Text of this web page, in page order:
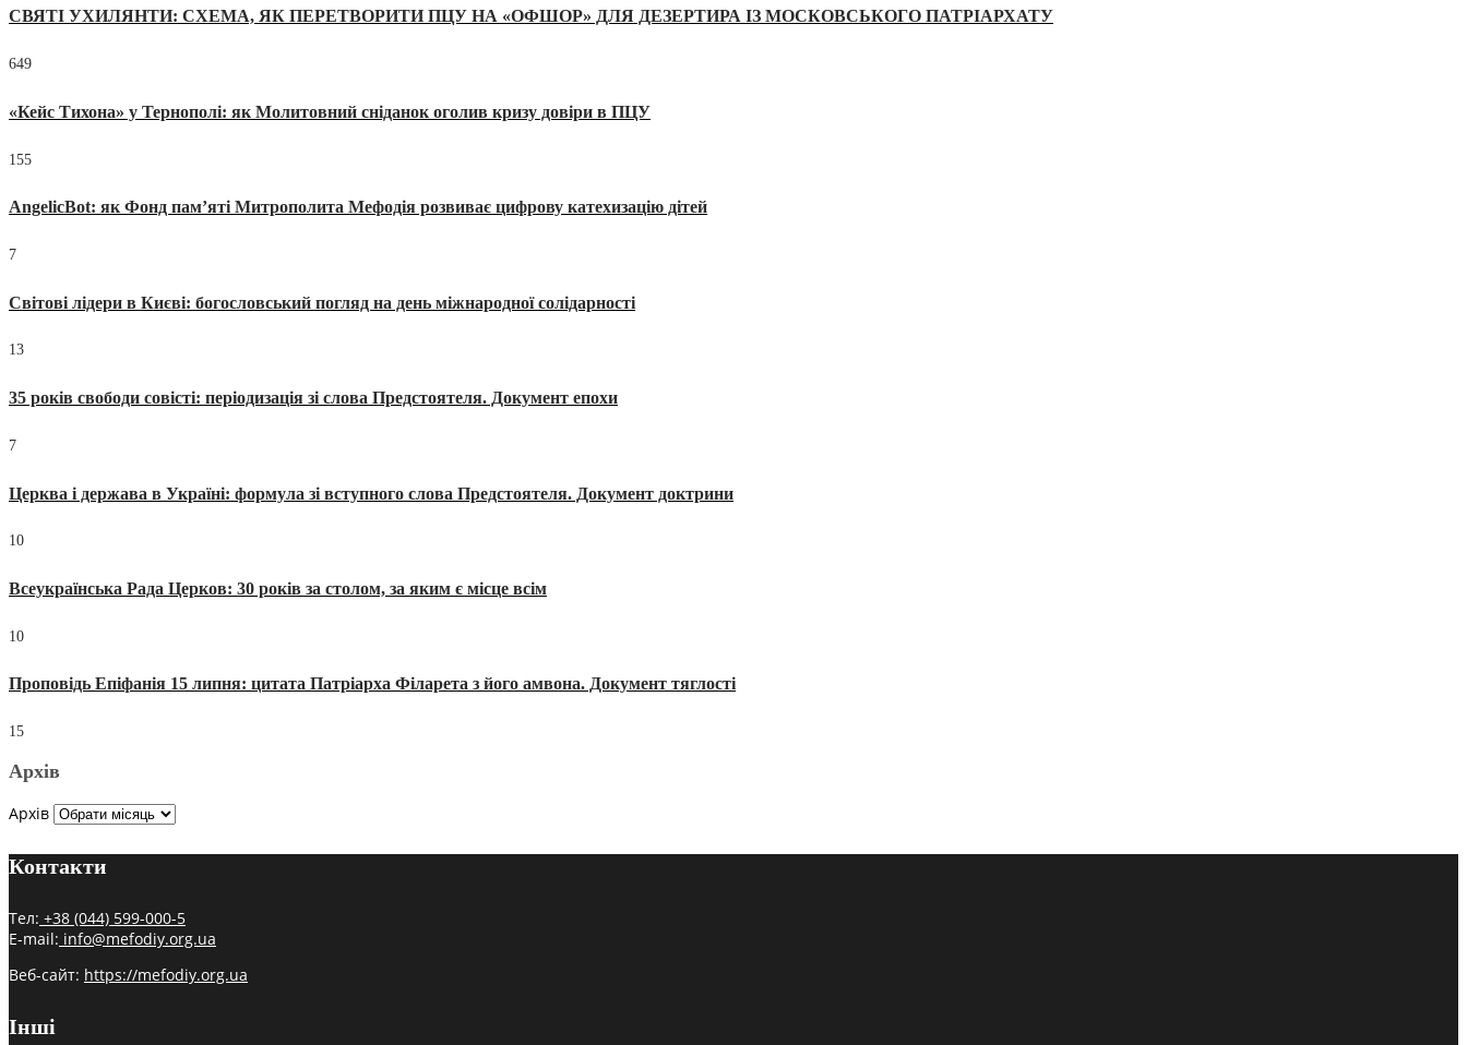
СВЯТІ УХИЛЯНТИ: СХЕМА, ЯК ПЕРЕТВОРИТИ ПЦУ НА «ОФШОР» ДЛЯ ДЕЗЕРТИРА ІЗ МОСКОВСЬКОГО ПАТРІАРХАТУ
649
«Кейс Тихона» у Тернополі: як Молитовний сніданок оголив кризу довіри в ПЦУ
155
AngelicBot: як Фонд пам’яті Митрополита Мефодія розвиває цифрову катехизацію дітей
7
Світові лідери в Києві: богословський погляд на день міжнародної солідарності
13
35 років свободи совісті: періодизація зі слова Предстоятеля. Документ епохи
7
Церква і держава в Україні: формула зі вступного слова Предстоятеля. Документ доктрини
10
Всеукраїнська Рада Церков: 30 років за столом, за яким є місце всім
10
Проповідь Епіфанія 15 липня: цитата Патріарха Філарета з його амвона. Документ тяглості
15
Архів
Архів
Контакти
Тел: +38 (044) 599-000-5
E-mail: info@mefodiy.org.ua
Веб-сайт: https://mefodiy.org.ua
Інші